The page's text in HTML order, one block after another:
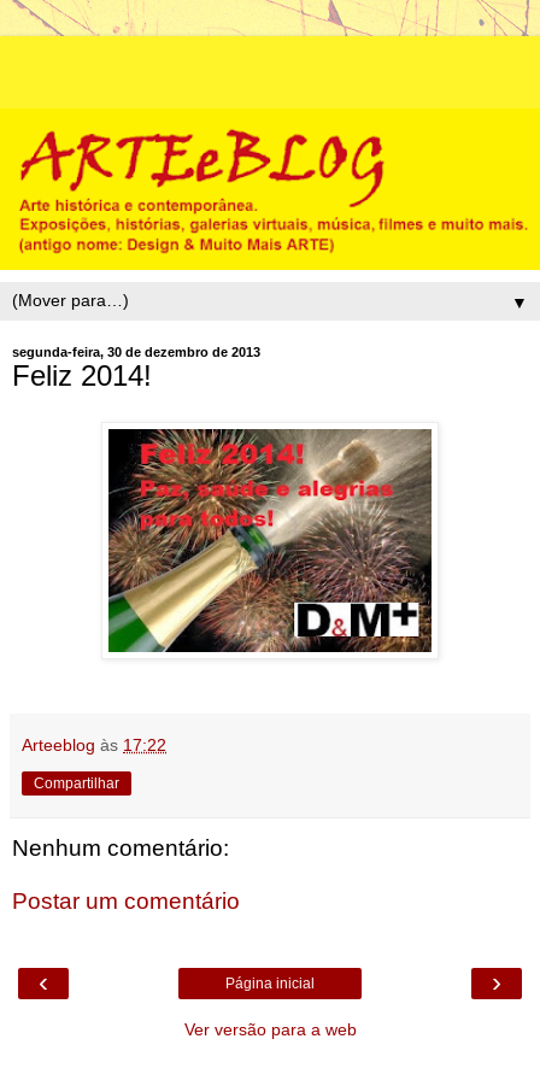
▼
segunda-feira, 30 de dezembro de 2013
Feliz 2014!
Arteeblog às 17:22
Compartilhar
Nenhum comentário:
Postar um comentário
‹ ›
Página inicial
Ver versão para a web